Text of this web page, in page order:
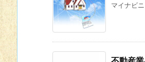
マイナビ